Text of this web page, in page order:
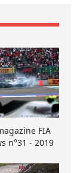
FIA
n°31 - 2019